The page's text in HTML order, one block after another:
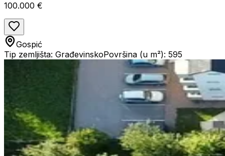
100.000 €
Gospić
Tip zemljišta: GrađevinskoPovršina (u m²): 595